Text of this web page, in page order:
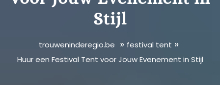
Stijl
trouweninderegio.be » festival tent »
Huur een Festival Tent voor Jouw Evenement in Stijl